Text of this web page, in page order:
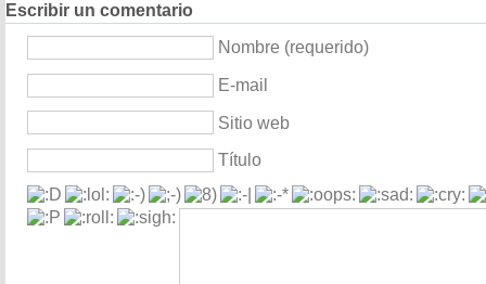
Escribir un comentario
Nombre (requerido)
E-mail
Sitio web
Título